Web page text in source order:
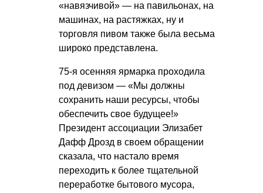
«навязчивой» — на павильонах, на
машинах, на растяжках, ну и
торговля пивом также была весьма
широко представлена.
75-я осенняя ярмарка проходила
под девизом — «Мы должны
сохранить наши ресурсы, чтобы
обеспечить свое будущее!»
Президент ассоциации Элизабет
Дафф Дрозд в своем обращении
сказала, что настало время
переходить к более тщательной
переработке бытового мусора,